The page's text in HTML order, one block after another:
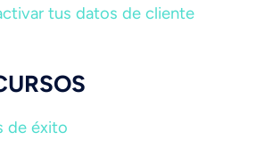
tus datos de cliente
de éxito